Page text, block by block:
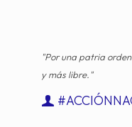
"Por una patria
y más libre."